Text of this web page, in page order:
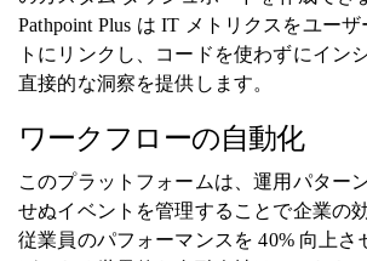
Pathpoint Plus は IT メトリクスをユー
トにリンクし、コードを使わずにイン
直接的な洞察を提供します。
ワークフローの自動化
このプラットフォームは、運用パター
せぬイベントを管理することで企業の
従業員のパフォーマンスを 40% 向上さ